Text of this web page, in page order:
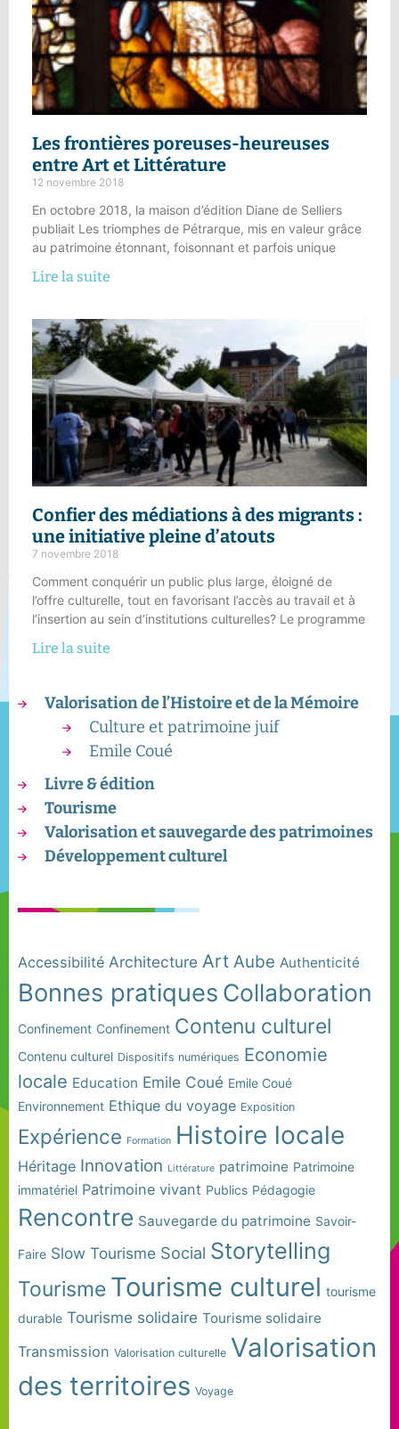
Les frontières poreuses-heureuses
entreArt et Littérature
12 novembre 2018
En octobre 2018, la maison d’édition Diane de Selliers
publiait Les triomphes de Pétrarque, mis en valeur grâce
au patrimoine étonnant, foisonnant et parfois unique
Lire la suite
Confier des médiations à des migrants :
une initiative pleine d’atouts
7 novembre 2018
Comment conquérir un public plus large, éloigné de
l’offre culturelle, tout en favorisant l’accès au travail et à
l’insertion au sein d’institutions culturelles? Le programme
Lire la suite
Valorisation de l’Histoire et de la Mémoire
Culture et patrimoine juif
Emile Coué
Livre & édition
Tourisme
Valorisation et sauvegarde des patrimoines
Développement culturel
Accessibilité Architecture Art Aube Authenticité
Bonnes pratiques Collaboration
Confinement Confinement Contenu culturel
Contenu culturel Dispositifs numériques Economie
locale Education Emile Coué Emile Coué
Environnement Ethique du voyage Exposition
Expérience Formation Histoire locale
Héritage Innovation Littérature patrimoine Patrimoine
immatériel Patrimoine vivant Publics Pédagogie
Rencontre Sauvegarde du patrimoine Savoir-
Faire Slow Tourisme Social Storytelling
Tourisme Tourisme culturel tourisme
durable Tourisme solidaire Tourisme solidaire
Transmission Valorisation culturelle Valorisation
des territoires Voyage